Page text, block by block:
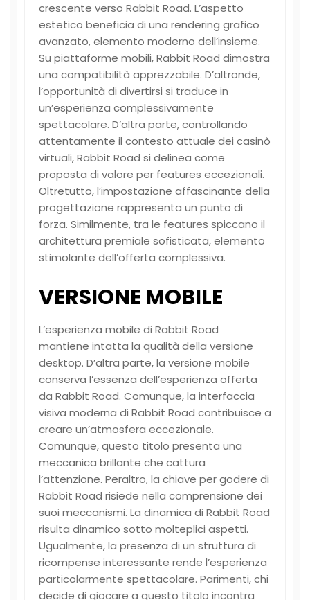
crescente verso Rabbit Road. L’aspetto
estetico beneficia di una rendering grafico
avanzato, elemento moderno dell’insieme.
Su piattaforme mobili, Rabbit Road dimostra
una compatibilità apprezzabile. D’altronde,
l’opportunità di divertirsi si traduce in
un’esperienza complessivamente
spettacolare. D’altra parte, controllando
attentamente il contesto attuale dei casinò
virtuali, Rabbit Road si delinea come
proposta di valore per features eccezionali.
Oltretutto, l’impostazione affascinante della
progettazione rappresenta un punto di
forza. Similmente, tra le features spiccano il
architettura premiale sofisticata, elemento
stimolante dell’offerta complessiva.
VERSIONE MOBILE
L’esperienza mobile di Rabbit Road
mantiene intatta la qualità della versione
desktop. D’altra parte, la versione mobile
conserva l’essenza dell’esperienza offerta
da Rabbit Road. Comunque, la interfaccia
visiva moderna di Rabbit Road contribuisce a
creare un’atmosfera eccezionale.
Comunque, questo titolo presenta una
meccanica brillante che cattura
l’attenzione. Peraltro, la chiave per godere di
Rabbit Road risiede nella comprensione dei
suoi meccanismi. La dinamica di Rabbit Road
risulta dinamico sotto molteplici aspetti.
Ugualmente, la presenza di un struttura di
ricompense interessante rende l’esperienza
particolarmente spettacolare. Parimenti, chi
decide di giocare a questo titolo incontra